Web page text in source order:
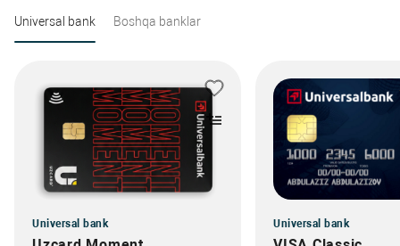
Universal bank Boshqa banklar
Universal bank Universal bank